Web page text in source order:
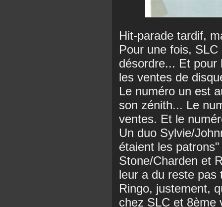
Hit-parade tardif,
Pour une fois,
désordre... Et pour
les ventes de
Le numéro un est
son zénith... Le
ventes. Et le
Un duo Sylvie/
étaient les
Stone/Charden et
leur a du reste pas
Ringo, justement,
chez SLC et 8ème